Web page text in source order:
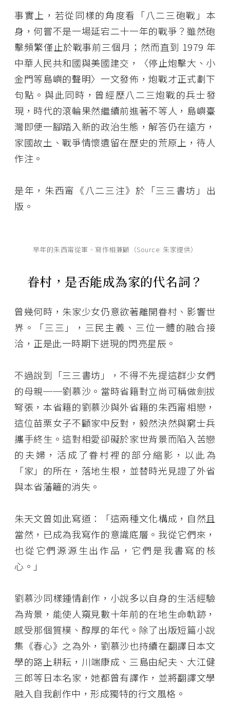
事實上，若從同樣的角度看「八二三砲戰」本
身，何嘗不是一場延宕二十一年的戰爭？雖然砲
擊頻繁僅止於戰事前三個月；然而直到 1979 年
中華人民共和國與美國建交，〈停止炮擊大、小
金門等島嶼的聲明〉一文發佈，炮戰才正式劃下
句點。與此同時，曾經歷八二三炮戰的兵士發
現，時代的滾輪果然繼續前進著不等人，島嶼臺
灣即便一腳踏入新的政治生態，解答仍在遠方，
家國故土、戰爭情懷遺留在歷史的荒原上，待人
作注。
是年，朱西甯《八二三注》於「三三書坊」出
版。
早年的朱西甯從軍、寫作相兼顧（Source: 朱家提供）
眷村，是否能成為家的代名詞？
曾幾何時，朱家少女仍意欲著離開眷村、影響世
界。「三三」，三民主義、三位一體的融合接
洽，正是此一時期下迸現的閃亮星辰。
不過說到「三三書坊」，不得不先提這群少女們
的母親──劉慕沙。當時省籍對立尚可稱做劍拔
弩張，本省籍的劉慕沙與外省籍的朱西甯相戀，
這位苗栗女子不顧家中反對，毅然決然與窮士兵
攜手終生。這對相愛卻礙於家世背景而陷入苦戀
的夫婦，活成了眷村裡的部分縮影，以此為
「家」的所在，落地生根，並替時光見證了外省
與本省藩籬的消失。
朱天文曾如此寫道：「這兩種文化構成，自然且
當然，已成為我寫作的意識底層。我從它們來，
也從它們源源生出作品，它們是我書寫的核
心。」
劉慕沙同樣鍾情創作，小說多以自身的生活經驗
為背景，能使人窺見數十年前的在地生命軌跡，
感受那個質樸、醇厚的年代。除了出版短篇小說
集《春心》之為外，劉慕沙也持續在翻譯日本文
學的路上耕耘，川端康成、三島由紀夫、大江健
三郎等日本名家，她都曾有譯作，並將翻譯文學
融入自我創作中，形成獨特的行文風格。